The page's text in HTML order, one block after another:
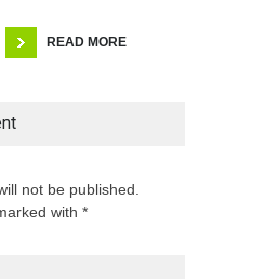
READ MORE
not be published.
with *